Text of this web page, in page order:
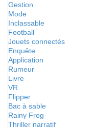
Gestion
Mode
Inclassable
Football
Jouets connectés
Enquête
Application
Rumeur
Livre
VR
Flipper
Bac à sable
Rainy Frog
Thriller narratif